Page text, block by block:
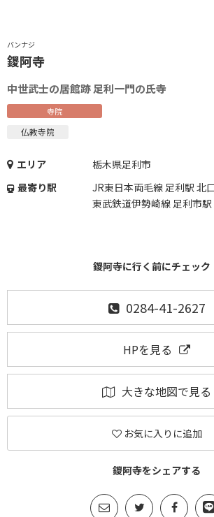
バンナジ
鑁阿寺
中世武士の居館跡 足利一門の氏寺
寺院
仏教寺院
エリア
栃木県足利市
最寄り駅
JR東日本両毛線 足利駅 北
東武鉄道伊勢崎線 足利市
鑁阿寺に行く前にチェック
0284-41-2627
HPを見る
大きな地図で見る
お気に入りに追加
鑁阿寺をシェアする